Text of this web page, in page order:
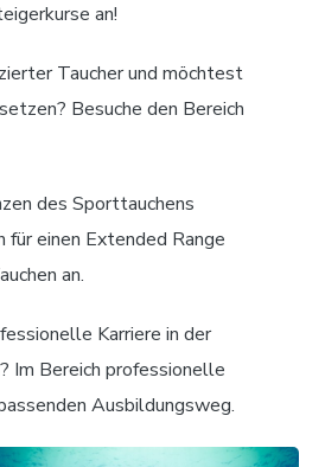
an!
Taucher und möchtest
Besuche den Bereich
des Sporttauchens
einen Extended Range
an.
Karriere in der
Im Bereich professionelle
Ausbildungsweg.